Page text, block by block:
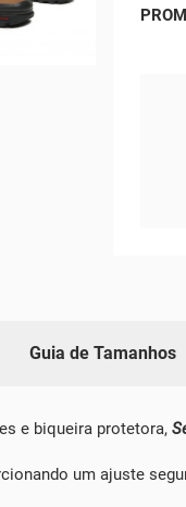
Guia de Tamanhos
e biqueira protetora,
um ajuste